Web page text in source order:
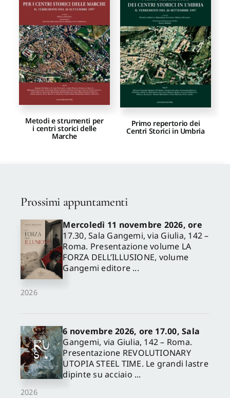
Proposte di pubblicazione
Gangemi Editore
Newsletter
Metodi e strumenti per
i centri storici delle
Marche
Primo repertorio dei
Centri Storici in Umbria
Prossimi appuntamenti
2026
Mercoledì 11 novembre 2026, ore
17.30, Sala Gangemi, via Giulia, 142 –
Roma. Presentazione volume LA
FORZA DELL’ILLUSIONE, volume
Gangemi editore ...
2026
6 novembre 2026, ore 17.00, Sala
Gangemi, via Giulia, 142 – Roma.
Presentazione REVOLUTIONARY
UTOPIA STEEL TIME. Le grandi lastre
dipinte su acciaio ...